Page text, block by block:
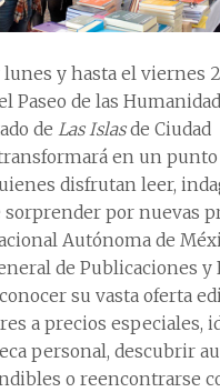
lunes y hasta el viernes
Paseo de las
de Las Islasde Ciudad
en un punto
disfrutan leer,
sorprender por nuevas
Autónoma de
de Publicaciones y
su vasta oferta
a precios especiales,
personal, descubrir
o reencontrarse